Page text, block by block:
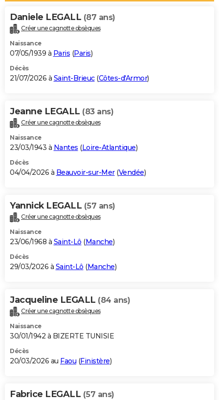
Alimentation
Guide de la santé
Maladies
Médicaments
Sommeil
VOYAGE
Destinations
City break
Voyage nature
Voyage de noces
Forum
Climat
+PHOTO
GUIDES D'ACHAT
BONS PLANS
Carte de Noël
Carte Bonne année
Carte Saint-Valentin
Carte Pâques
Carte d'anniversaire
DICTIONNAIRE
Dictionnaire
Biographies
Citations
Expressions
Proverbes
PROGRAMME TV
S'inscrire
Se connecter
Lycées
Collèges
Primaires
Universités
Entreprises
Service militaire
Avis de recherche
AVIS DE DÉCÈS
Bricolage
Lifestyle
Culture
Sport
Auto
Television
Voyage
Cinema
Daniele LEGALL (87 ans)
Créer une cagnotte obsèques
Naissance
07/05/1939 à Paris (Paris)
Décès
21/07/2026 à Saint-Brieuc(Côtes-d'Armor)
Jeanne LEGALL (83 ans)
Créer une cagnotte obsèques
Naissance
23/03/1943 à Nantes (Loire-Atlantique)
Décès
04/04/2026 à Beauvoir-sur-Mer(Vendée)
Yannick LEGALL (57 ans)
Créer une cagnotte obsèques
Naissance
23/06/1968 à Saint-Lô (Manche)
Décès
29/03/2026 à Saint-Lô (Manche)
Jacqueline LEGALL (84 ans)
Créer une cagnotte obsèques
Naissance
30/01/1942 à BIZERTE TUNISIE
Décès
20/03/2026 au Faou (Finistère)
Fabrice LEGALL (57 ans)